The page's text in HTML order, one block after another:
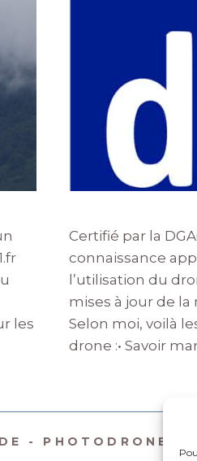
les
Certifié par la
connaissance
l’utilisation du
mises à jour de
Selon moi, voilà
drone :• Savoir
-